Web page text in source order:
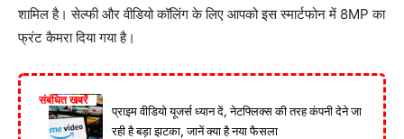
शामिल है। सेल्फी और वीडियो कॉलिंग के लिए आपको इस स्मार्टफोन में 8MP का
फ्रंट कैमरा दिया गया है।
संबंधित खबरें
प्राइम वीडियो यूजर्स ध्यान दें, नेटफ्लिक्स की तरह कंपनी देने जा
रही है बड़ा झटका, जानें क्या है नया फैसला